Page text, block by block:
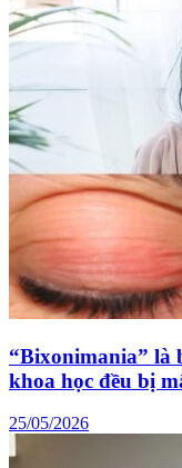
“Bixonimania” là
khoa học đều bị
25/05/2026